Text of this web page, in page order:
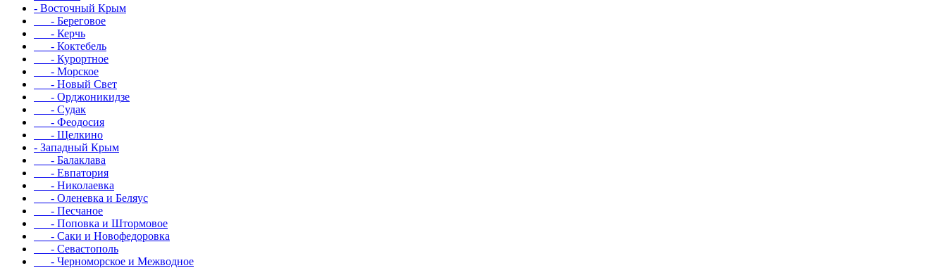
- Восточный Крым
- Береговое
- Керчь
- Коктебель
- Курортное
- Морское
- Новый Свет
- Орджоникидзе
- Судак
- Феодосия
- Щелкино
- Западный Крым
- Балаклава
- Евпатория
- Николаевка
- Оленевка и Беляус
- Песчаное
- Поповка и Штормовое
- Саки и Новофедоровка
- Севастополь
- Черноморское и Межводное